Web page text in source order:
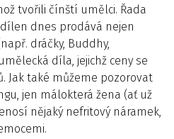
tvořili čínští umělci. Řada
dnes prodává nejen
dráčky, Buddhy,
díla, jejichž ceny se
Jak také můžeme pozorovat
jen málokterá žena (ať už
nějaký nefritový náramek,